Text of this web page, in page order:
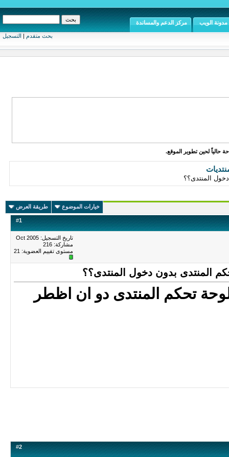
بحث متقدم | التسجيل
مدونة الويب مركز الدعم والمساندة
حالياً لحين تطوير الموقع.
المنتدى؟؟
خيارات الموضوع طريقة العرض
#1
تاريخ التسجيل: Oct 2005
مشاركة: 216
مستوى تقييم العضوية: 21
المنتدى بدون دخول المنتدى؟؟
تحكم المنتدى دو ان اظطر
#2